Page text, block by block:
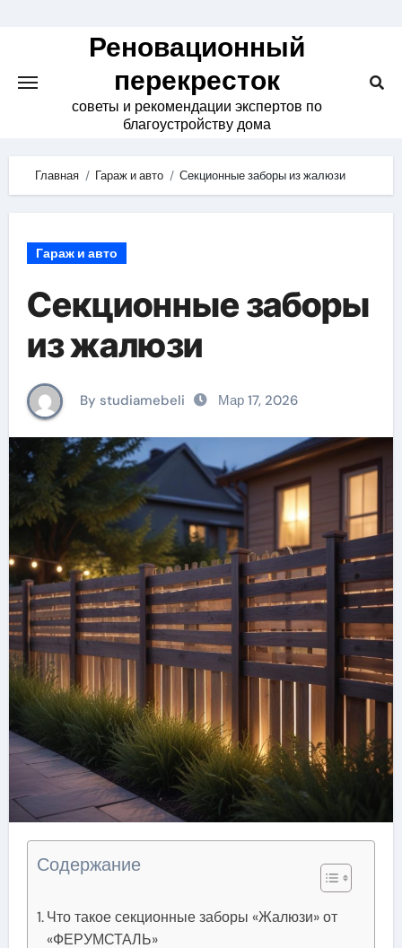
Реновационный
перекресток
советы и рекомендации экспертов по
благоустройству дома
Главная Гараж и авто Секционные заборы из жалюзи
Гараж и авто
Секционные заборы
из жалюзи
By studiamebeli Мар 17, 2026
Содержание
Что такое секционные заборы «Жалюзи» от
«ФЕРУМСТАЛЬ»